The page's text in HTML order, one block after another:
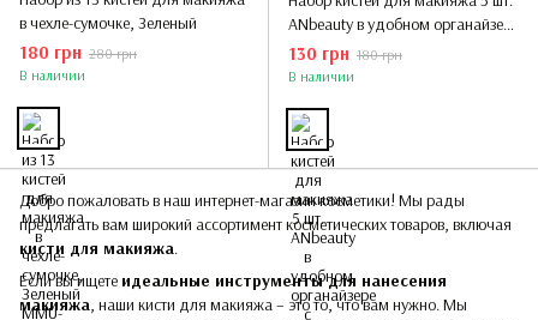
в чехле-сумочке, Зеленый
180 грн 280 грн
В наличии
ANbeauty в удобном органайзере
с зеркалом, Флуоресцентный
зеленый
130 грн 180 грн
В наличии
Добро пожаловать в наш интернет-магазин косметики! Мы рады
предлагать вам широкий ассортимент косметических товаров, включая
кисти для макияжа.
Если вы ищете идеальные инструменты для нанесения
макияжа, наши кисти для макияжа – это то, что вам нужно. Мы